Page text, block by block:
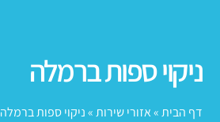
ניקוי ספות ברמלה
דף הבית»אזורי שירות»ניקוי ספות ברמלה